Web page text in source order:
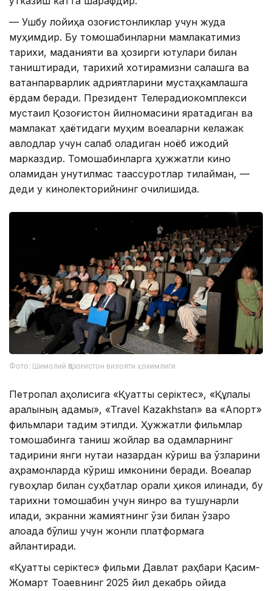
— Ушбу лойиҳа қозоғистонликлар учун жуда
муҳимдир. Бу томошабинларни мамлакатимиз
тарихи, маданияти ва ҳозирги ютуқлари билан
таништиради, тарихий хотирамизни сақлашга ва
ватанпарварлик қадриятларини мустаҳкамлашга
ёрдам беради. Президент Телерадиокомплекси
мустақил Қозоғистон йилномасини яратадиган ва
мамлакат ҳаётидаги муҳим воқеаларни келажак
авлодлар учун сақлаб қоладиган ноёб ижодий
марказдир. Томошабинларга ҳужжатли кино
оламидан унутилмас таассуротлар тилайман, —
деди у кинолекторийнинг очилишида.
Фото: Шимолий Қозоғистон вилояти ҳокимлиги
Петропал аҳолисига «Қуатты серіктес», «Құлалы
аралының адамы», «Travel Kazakhstan» ва «Апорт»
фильмлари тақдим этилди. Ҳужжатли фильмлар
томошабинга таниш жойлар ва одамларнинг
тақдирини янги нуқтаи назардан кўриш ва ўзларини
қаҳрамонларда кўриш имконини беради. Воқеалар
гувоҳлар билан суҳбатлар орқали ҳикоя қилинади, бу
тарихни томошабин учун яқинроқ ва тушунарли
қилади, экранни жамиятнинг ўзи билан ўзаро
алоқада бўлиш учун жонли платформага
айлантиради.
«Қуатты серіктес» фильми Давлат раҳбари Қасим-
Жомарт Тоқаевнинг 2025 йил декабрь ойида